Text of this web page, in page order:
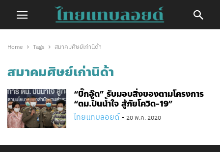
Home Tags สมาคมศิษย์เก่านิด้า
สมาคมศิษย์เก่านิด้า
“บิ๊ก​อู๊ด” รับมอบ​สิ่งของตามโครงการ
“ตม.ปันน้ำใจ สู้ภัยโควิด-19”
ไทยแทบลอยด์ - 20 พ.ค. 2020